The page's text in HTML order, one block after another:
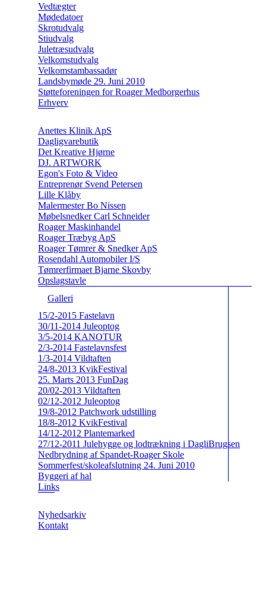
Vedtægter
Mødedatoer
Skrotudvalg
Stiudvalg
Juletræsudvalg
Velkomstudvalg
Velkomstambassadør
Landsbymøde 29. Juni 2010
Støtteforeningen for Roager Medborgerhus
Erhverv
Anettes Klinik ApS
Dagligvarebutik
Det Kreative Hjørne
DJ. ARTWORK
Egon's Foto & Video
Entreprenør Svend Petersen
Lille Klåby
Malermester Bo Nissen
Møbelsnedker Carl Schneider
Roager Maskinhandel
Roager Træbyg ApS
Roager Tømrer & Snedker ApS
Rosendahl Automobiler I/S
Tømrerfirmaet Bjarne Skovby
Opslagstavle
Galleri
15/2-2015 Fastelavn
30/11-2014 Juleoptog
3/5-2014 KANOTUR
2/3-2014 Fastelavnsfest
1/3-2014 Vildtaften
24/8-2013 KvikFestival
25. Marts 2013 FunDag
20/02-2013 Vildtaften
02/12-2012 Juleoptog
19/8-2012 Patchwork udstilling
18/8-2012 KvikFestival
14/12-2012 Plantemarked
27/12-2011 Julehygge og lodtrækning i DagliBrugsen
Nedbrydning af Spandet-Roager Skole
Sommerfest/skoleafslutning 24. Juni 2010
Byggeri af hal
Links
Nyhedsarkiv
Kontakt